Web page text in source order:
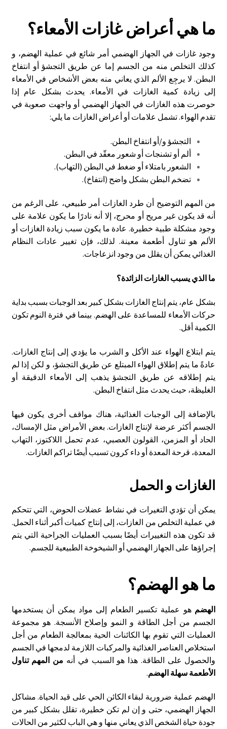
ما هي أعراض غازات الأمعاء؟
وجود غازات في الجهاز الهضمي أمر شائع في عملية الهضم، و
كذلك التخلص منه من الجسم إما عن طريق التجشؤ أو انتفاخ
البطن. لا يرجِع الألم الذي يعاني منه بعض الأشخاص في الأمعاء
إلى زيادة كمية الغازات في الأمعاء. يحدث بشكل عام إذا
حوصرت هذه الغازات في الجهاز الهضمي أو واجهت صعوبة في
تقدم الهواء. تشمل علامات أو أعراض الغازات ما يلي:
التجشؤ و/أو انتفاخ البطن.
ألم أو تشنجات أو شعور معقّد في البطن.
الشعور بامتلاء أو ضغط في البطن (التهاب).
تضخم البطن بشكل واضح (انتفاخ).
من المهم التوضيح أن طرد الغازات أمر طبيعي، على الرغم من
أنه قد يكون غير مريح أو محرج، إلا أنه نادرًا ما يكون علامة على
وجود مشكلة طبية خطيرة. عادة ما يكون سبب زيادة الغازات أو
الألم هو تناول أطعمة معينة. لذلك، فإن تغيير عادات النظام
الغذائي يمكن أن يقلل من وجود انزعاجات.
ما الذي يسبب الغازات الزائدة؟
بشكل عام، يتم إنتاج الغازات بشكل كبير بعد الوجبات بسبب بداية
حركات الأمعاء للمساعدة على الهضم. بينما في فترة النوم تكون
الكمية أقل.
يتم ابتلاع الهواء عند الأكل و الشرب ما يؤدي إلى إنتاج الغازات.
عادةً ما يتم إطلاق الهواء المبتلع عن طريق التجشؤ، و لكن إذا لم
يتم إطلاقه عن طريق التجشؤ يذهب إلى الأمعاء الدقيقة أو
الغليظة، حيث يحدث مثل انتفاخ البطن.
بالإضافة إلى الوجبات الغذائية، هناك مواقف أخرى يكون فيها
الجسم أكثر عرضة لإنتاج الغازات. بعض الأمراض مثل الإمساك،
الحاد أو المزمن، القولون العصبي، عدم تحمل اللاكتوز، التهاب
المعدة، قرحة المعدة أو داء كرون تسبب أيضًا تراكم الغازات.
الغازات و الحمل
يمكن أن تؤدي التغيرات في نشاط عضلات الحوض، التي تتحكم
في عملية التخلص من الغازات، إلى إنتاج كميات أكبر أثناء الحمل.
قد تكون هذه التغييرات أيضًا بسبب العمليات الجراحية التي يتم
إجراؤها على الجهاز الهضمي أو الشيخوخة الطبيعية للجسم.
ما هو الهضم؟
الهضمهو عملية تكسير الطعام إلى مواد يمكن أن يستخدمها
الجسم من أجل الطاقة و النمو وإصلاح الأنسجة. هو مجموعة
العمليات التي تقوم بها الكائنات الحية بمعالجة الطعام من أجل
استخلاص العناصر الغذائية والمركبات اللازمة لدمجها في الجسم
والحصول على الطاقة. هذا هو السبب في أنه من المهم تناول
الأطعمة سهلة الهضم.
الهضم عملية ضرورية لبقاء الكائن الحي على قيد الحياة. مشاكل
الجهاز الهضمي، حتى و إن لم تكن خطيرة، تقلل بشكل كبير من
جودة حياة الشخص الذي يعاني منها و هي الباب لكثير من الحالات